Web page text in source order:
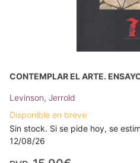
CONTEMPLAR EL ARTE.
Levinson, Jerrold
Disponible en breve
Sin stock. Si se pide hoy, se
12/08/26